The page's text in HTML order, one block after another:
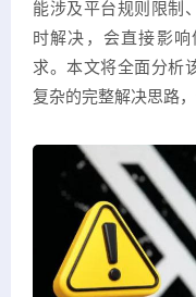
能涉及平台规则限制
时解决，会直接影
求。本文将全面分析
复杂的完整解决思路